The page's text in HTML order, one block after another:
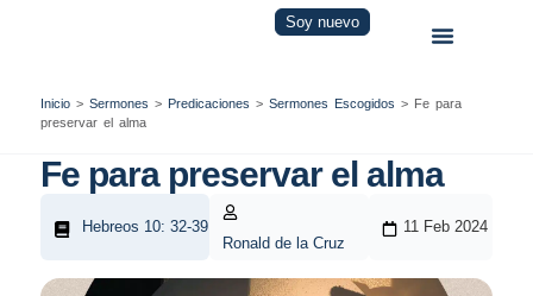
Soy nuevo
Inicio> Sermones > Predicaciones > Sermones Escogidos > Fe para
preservar el alma
Fe para preservar el alma
Hebreos 10: 32-39
Ronald de la Cruz
11 Feb 2024